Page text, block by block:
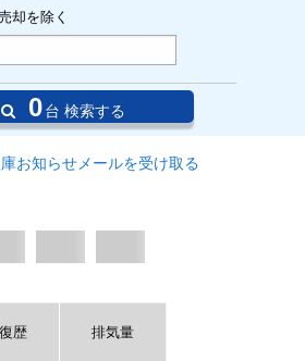
却を除く
0台 検索する
お知らせメールを受け取る
歴 排気量